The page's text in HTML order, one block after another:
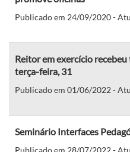
Publicado em 24/09/2020 -
Reitor em exercício
terça-feira, 31
Publicado em 01/06/2022 -
Seminário Interfaces
Publicado em 28/07/2022 -